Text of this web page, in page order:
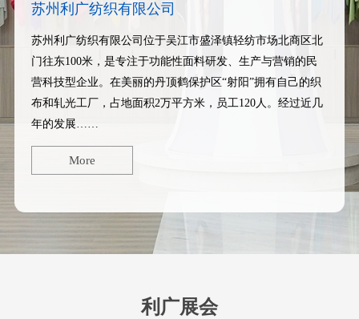
苏州利广纺织有限公司
苏州利广纺织有限公司 位于吴江市盛泽镇轻纺市场北商区北
门往东100米，是专注于功能性面料研发、生产与营销的民
营科技型企业。在美丽的丹顶鹤保护区“射阳”拥有自己的织
布和轧光工厂，占地面积2万平方米，员工120人。经过近几
年的发展……
More
利广展会